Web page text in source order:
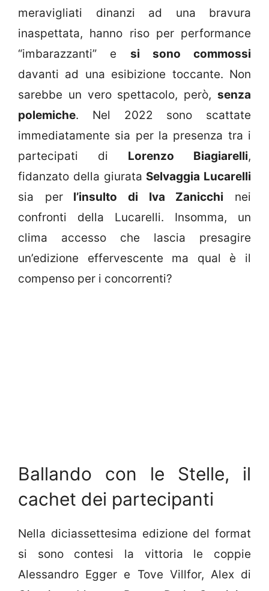
meravigliati dinanzi ad una bravura
inaspettata, hanno riso per performance
“imbarazzanti” e si sono commossi
davanti ad una esibizione toccante. Non
sarebbe un vero spettacolo, però, senza
polemiche. Nel 2022 sono scattate
immediatamente sia per la presenza tra i
partecipati di Lorenzo Biagiarelli,
fidanzato della giurata Selvaggia Lucarelli
sia perl’insulto di Iva Zanicchi nei
confronti della Lucarelli. Insomma, un
clima accesso che lascia presagire
un’edizione effervescente ma qual è il
compenso per i concorrenti?
Ballando con le Stelle, il
cachet dei partecipanti
Nella diciassettesima edizione del format
si sono contesi la vittoria le coppie
Alessandro Egger e Tove Villfor, Alex di